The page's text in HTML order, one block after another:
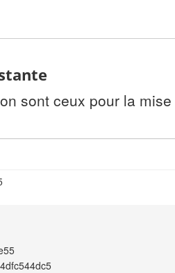
sont ceux pour la